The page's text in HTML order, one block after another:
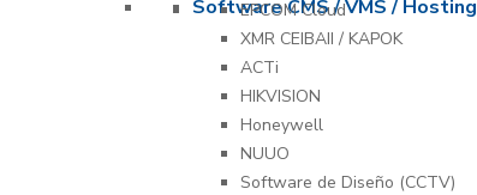
Software CMS / VMS / Hosting
EPCOM Cloud
XMR CEIBAII / KAPOK
ACTi
HIKVISION
Honeywell
NUUO
Software de Diseño (CCTV)